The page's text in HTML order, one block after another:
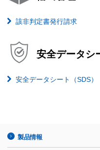
該非判定書発行請求
安全データシ
安全データシート（SDS）
製品情報